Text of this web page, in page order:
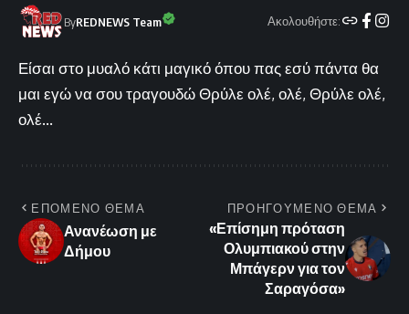
ByREDNEWS Team Ακολουθήστε:
Είσαι στο μυαλό κάτι μαγικό όπου πας εσύ πάντα θα
μαι εγώ να σου τραγουδώ Θρύλε ολέ, ολέ, Θρύλε ολέ,
ολέ...
ΕΠΟΜΕΝΟ ΘΕΜΑ
Ανανέωση με
Δήμου
ΠΡΟΗΓΟΥΜΕΝΟ ΘΕΜΑ
«Επίσημη πρόταση
Ολυμπιακού στην
Μπάγερν για τον
Σαραγόσα»